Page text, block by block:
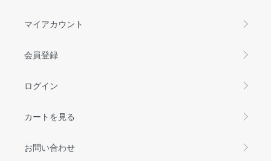
マイアカウント
会員登録
ログイン
カートを見る
お問い合わせ